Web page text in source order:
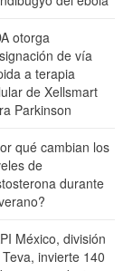
otorga
de vía
a terapia
de Xellsmart
Parkinson
qué cambian los
de
durante
México, división
invierte 140